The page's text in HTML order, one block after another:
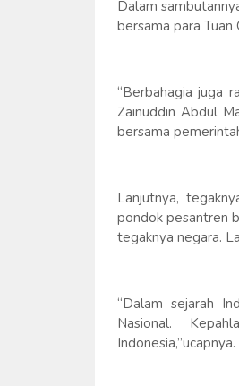
Dalam
bersama para Tuan
“Berbahagia juga
Zainuddin Abdul
bersama
Lanjutnya,
pondok pesantren
tegaknya negara.
“Dalam sejarah
Nasional.
Indonesia,”ucapnya.